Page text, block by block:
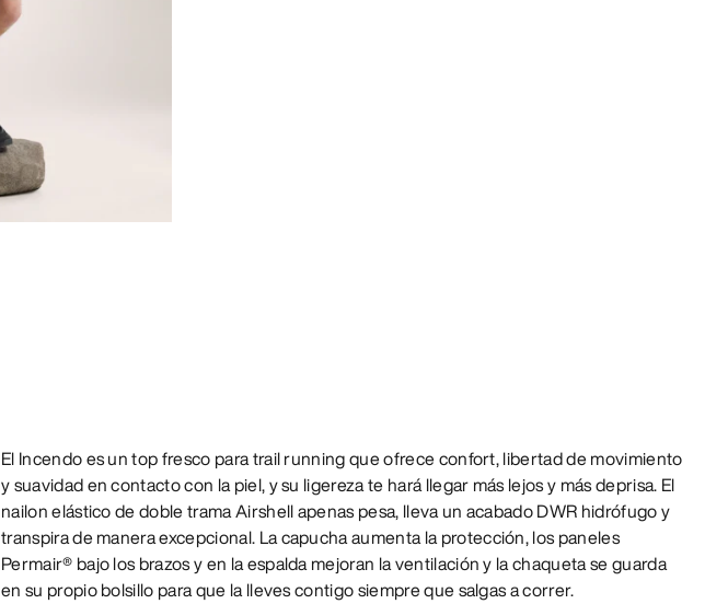
El Incendo es un top fresco para trail running que ofrece confort, libertad de movimiento
y suavidad en contacto con la piel, y su ligereza te hará llegar más lejos y más deprisa. El
nailon elástico de doble trama Airshell apenas pesa, lleva un acabado DWR hidrófugo y
transpira de manera excepcional. La capucha aumenta la protección, los paneles
Permair® bajo los brazos y en la espalda mejoran la ventilación y la chaqueta se guarda
en su propio bolsillo para que la lleves contigo siempre que salgas a correr.